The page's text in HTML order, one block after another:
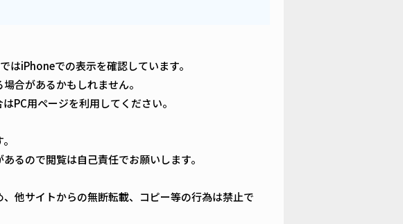
iPhoneでの表示を確認しています。
合があるかもしれません。
PC用ページを利用してください。
るので閲覧は自己責任でお願いします。
他サイトからの無断転載、コピー等の行為は禁止で